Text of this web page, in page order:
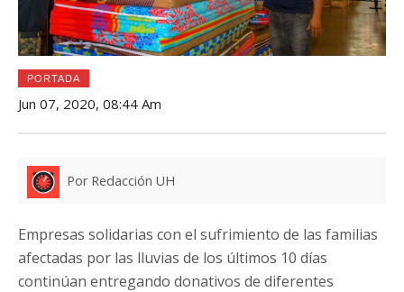
PORTADA
Jun 07, 2020, 08:44 Am
Por Redacción UH
Empresas solidarias con el sufrimiento de las familias
afectadas por las lluvias de los últimos 10 días
continúan entregando donativos de diferentes